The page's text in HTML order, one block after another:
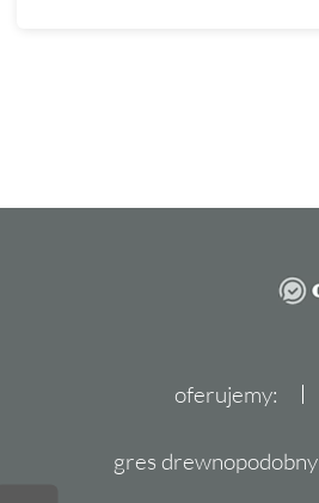
oferujemy:
gres drewnopodobny